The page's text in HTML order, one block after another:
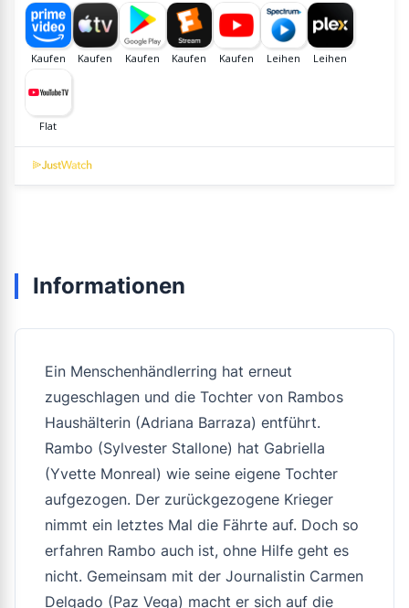
Informationen
Ein Menschenhändlerring hat erneut
zugeschlagen und die Tochter von Rambos
Haushälterin (Adriana Barraza) entführt.
Rambo (Sylvester Stallone) hat Gabriella
(Yvette Monreal) wie seine eigene Tochter
aufgezogen. Der zurückgezogene Krieger
nimmt ein letztes Mal die Fährte auf. Doch so
erfahren Rambo auch ist, ohne Hilfe geht es
nicht. Gemeinsam mit der Journalistin Carmen
Delgado (Paz Vega) macht er sich auf die